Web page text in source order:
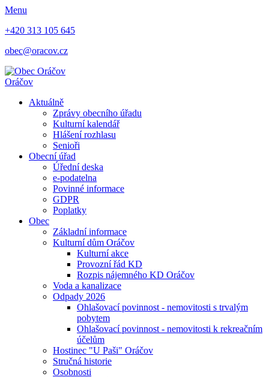
Menu
+420 313 105 645
obec@oracov.cz
Oráčov
Aktuálně
Zprávy obecního úřadu
Kulturní kalendář
Hlášení rozhlasu
Senioři
Obecní úřad
Úřední deska
e-podatelna
Povinné informace
GDPR
Poplatky
Obec
Základní informace
Kulturní dům Oráčov
Kulturní akce
Provozní řád KD
Rozpis nájemného KD Oráčov
Voda a kanalizace
Odpady 2026
Ohlašovací povinnost - nemovitosti s trvalým
pobytem
Ohlašovací povinnost - nemovitosti k rekreačním
účelům
Hostinec "U Paši" Oráčov
Stručná historie
Osobnosti